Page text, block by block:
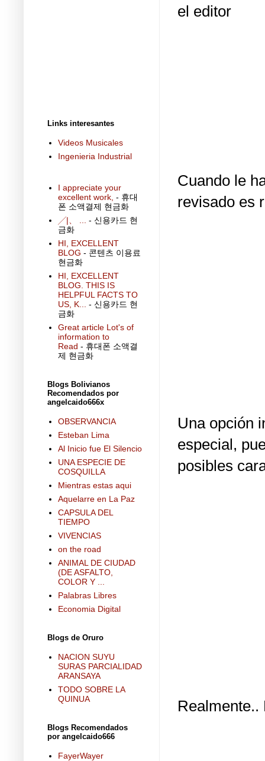
el editor
Cuando le
revisado es
Una opción
especial,
posibles
Links interesantes
Videos Musicales
Ingenieria Industrial
I appreciate your
excellent work, - 휴대
폰 소액결제 현금화
╱|、 ...
- 신용카드 현
금화
HI, EXCELLENT
BLOG - 콘텐츠 이용료
현금화
HI, EXCELLENT
BLOG. THIS IS
HELPFUL FACTS TO
US, K...
- 신용카드 현
금화
Great article Lot's of
information to
Read - 휴대폰 소액결
제 현금화
Blogs Bolivianos
Recomendados por
angelcaido666x
OBSERVANCIA
Esteban Lima
Al Inicio fue El Silencio
UNA ESPECIE DE
COSQUILLA
Mientras estas aqui
Aquelarre en La Paz
CAPSULA DEL
TIEMPO
VIVENCIAS
on the road
ANIMAL DE CIUDAD
(DE ASFALTO,
COLOR Y ...
Palabras Libres
Economia Digital
Blogs de Oruro
NACION SUYU
SURAS PARCIALIDAD
ARANSAYA
TODO SOBRE LA
QUINUA
Blogs Recomendados
por angelcaido666
FayerWayer